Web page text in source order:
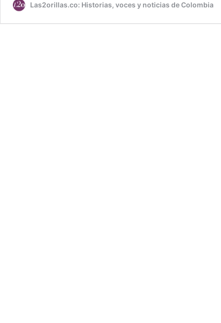
Las2orillas.co: Historias, voces y noticias de Colombia